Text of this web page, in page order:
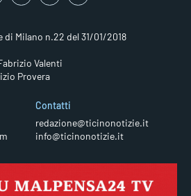
di Milano n.22 del 31/01/2018
Valenti
Provera
Contatti
redazione@ticinonotizie.it
info@ticinonotizie.it